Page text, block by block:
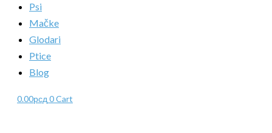
Psi
Mačke
Glodari
Ptice
Blog
0.00рсд 0Cart